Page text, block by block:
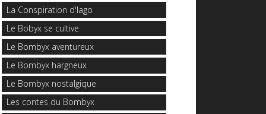
La Conspiration d'Iago
Le Bobyx se cultive
Le Bombyx aventureux
Le Bombyx hargneux
Le Bombyx nostalgique
Les contes du Bombyx